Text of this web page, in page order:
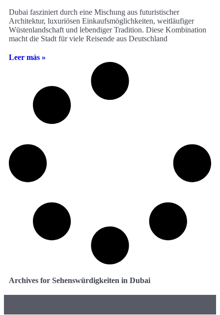
Dubai fasziniert durch eine Mischung aus futuristischer
Architektur, luxuriösen Einkaufsmöglichkeiten, weitläufiger
Wüstenlandschaft und lebendiger Tradition. Diese Kombination
macht die Stadt für viele Reisende aus Deutschland
Leer más »
Archives for Sehenswürdigkeiten in Dubai